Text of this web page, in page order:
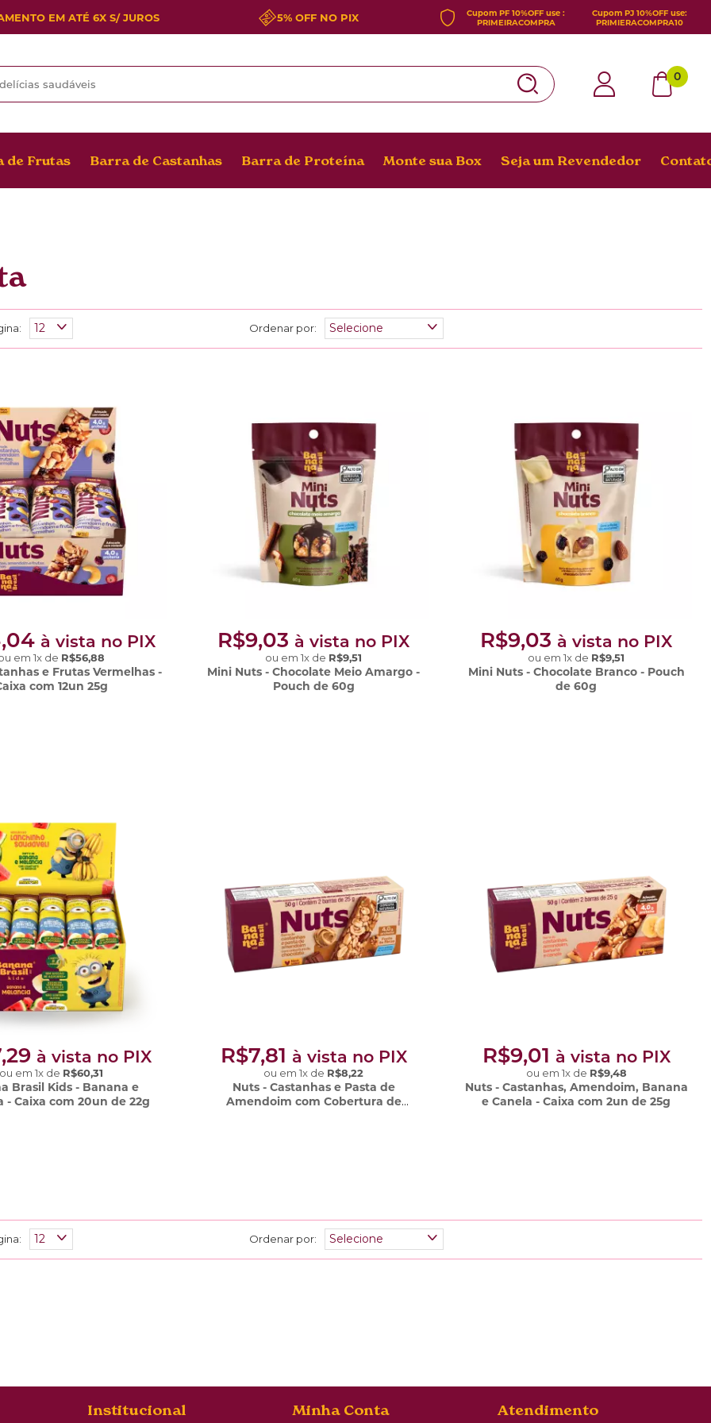
EM ATÉ 6X S/ JUROS 5% OFF NO PIX
Cupom PF 10%OFF use :
PRIMEIRACOMPRA
Cupom PJ 10%OFF use:
PRIMIERACOMPRA10
0
de Frutas Barra de Castanhas Barra de Proteína Monte sua Box Seja um Revendedor
Ordenar por:
e Frutas Vermelhas -
com 12un 25g
à vista no PIX
em 1xde R$56,88
Mini Nuts - Chocolate Meio Amargo -
Pouch de 60g
R$9,03 à vista no PIX
ou em 1x de R$9,51
Mini Nuts - Chocolate Branco - Pouch
de 60g
R$9,03 à vista no PIX
ou em 1x de R$9,51
Brasil Kids - Banana e
- Caixa com 20un de 22g
à vista no PIX
em 1xde R$60,31
Nuts - Castanhas e Pasta de
Amendoim com Cobertura de
R$7,81 à vista no PIX
ou em 1x de R$8,22
Nuts - Castanhas, Amendoim, Banana
e Canela - Caixa com 2un de 25g
R$9,01 à vista no PIX
ou em 1xde R$9,48
Ordenar por:
Institucional Minha Conta Atendimento